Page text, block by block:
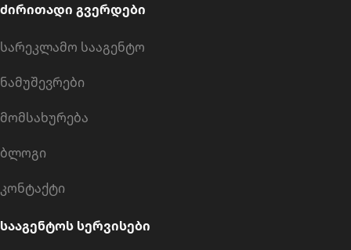
ძირითადი გვერდები
სარეკლამო სააგენტო
ნამუშევრები
მომსახურება
ბლოგი
კონტაქტი
სააგენტოს სერვისები